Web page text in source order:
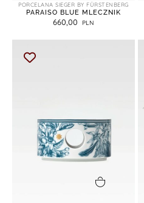
PORCELANA SIEGER BY FÜRSTENBERG
PARAISO BLUE MLECZNIK
660,00